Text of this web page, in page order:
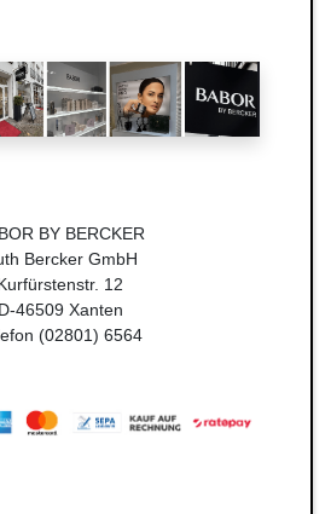
BY BERCKER
Bercker GmbH
12
D-46509 Xanten
(02801) 6564